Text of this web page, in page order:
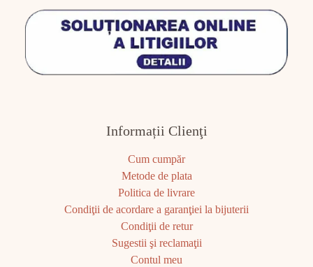
Informații Clienţi
Cum cumpăr
Metode de plata
Politica de livrare
Condiţii de acordare a garanţiei la bijuterii
Condiţii de retur
Sugestii şi reclamaţii
Contul meu